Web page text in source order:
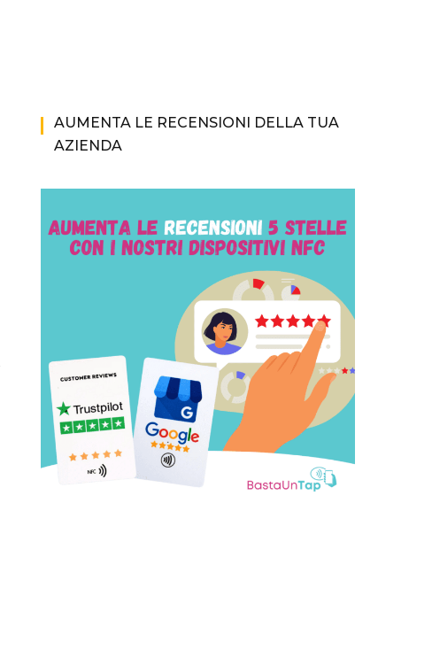
AUMENTA LE RECENSIONI DELLA TUA
AZIENDA